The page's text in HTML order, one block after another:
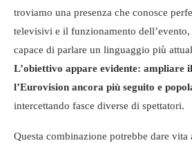
troviamo una presenza che conosce
televisivi e il funzionamento
capace di parlare un linguaggio più
L’obiettivo appare evidente: ampliare
l’Eurovision ancora più seguito e
intercettando fasce diverse di spettatori.
Questa combinazione potrebbe dare vita